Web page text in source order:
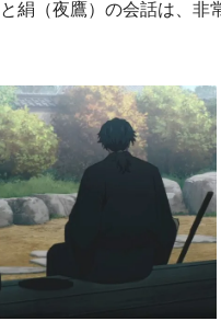
絹（夜鷹）の会話は、非